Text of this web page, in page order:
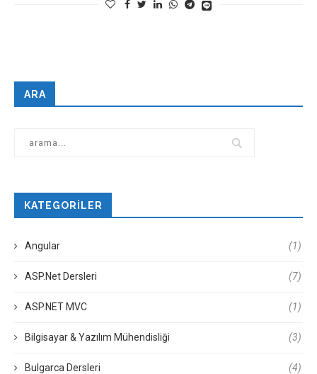
ARA
KATEGORILER
Angular (1)
ASP.Net Dersleri (7)
ASP.NET MVC (1)
Bilgisayar & Yazılım Mühendisliği (3)
Bulgarca Dersleri (4)